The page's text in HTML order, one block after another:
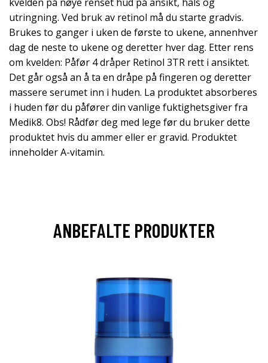
utringning. Ved bruk av retinol må du starte gradvis.
Brukes to ganger i uken de første to ukene, annenhver
dag de neste to ukene og deretter hver dag. Etter rens
om kvelden: Påfør 4 dråper Retinol 3TR rett i ansiktet.
Det går også an å ta en dråpe på fingeren og deretter
massere serumet inn i huden. La produktet absorberes
i huden før du påfører din vanlige fuktighetsgiver fra
Medik8. Obs! Rådfør deg med lege før du bruker dette
produktet hvis du ammer eller er gravid. Produktet
inneholder A-vitamin.
ANBEFALTE PRODUKTER